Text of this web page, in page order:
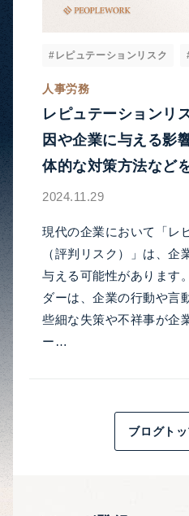
#レピュテーションリスク
人事労務
レピュテーション
因や企業に与える影
体的な対策方法など
2024.11.29
現代の企業において「レ
（評判リスク）」は、企
与える可能性があります
ダーは、企業の行動や言
些細な失策や不祥事が企
ー…
ブログト